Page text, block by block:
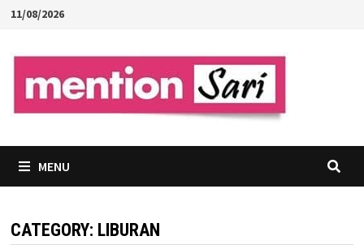
Skip
content
11/08/2026
MENU
CATEGORY: LIBURAN